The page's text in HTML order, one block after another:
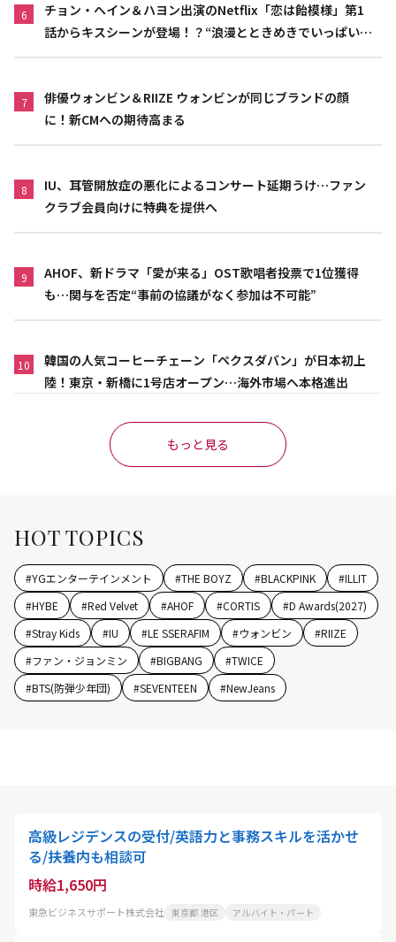
6
チョン・ヘイン＆ハヨン出演のNetflix「恋は飴模様」第1
話からキスシーンが登場！？“浪漫とときめきでいっぱいの
7
俳優ウォンビン＆RIIZE ウォンビンが同じブランドの顔
に！新CMへの期待高まる
8
IU、耳管開放症の悪化によるコンサート延期うけ…ファン
クラブ会員向けに特典を提供へ
9
AHOF、新ドラマ「愛が来る」OST歌唱者投票で1位獲得
も…関与を否定“事前の協議がなく参加は不可能”
10
韓国の人気コーヒーチェーン「ペクスダバン」が日本初上
陸！東京・新橋に1号店オープン…海外市場へ本格進出
もっと見る
HOT TOPICS
#YGエンターテインメント #THE BOYZ #BLACKPINK #ILLIT
#HYBE #Red Velvet #AHOF #CORTIS #D Awards(2027)
#Stray Kids #IU #LE SSERAFIM #ウォンビン #RIIZE
#ファン・ジョンミン #BIGBANG #TWICE
#BTS(防弾少年団) #SEVENTEEN #NewJeans
高級レジデンスの受付/英語力と事務スキルを活かせ
る/扶養内も相談可
時給1,650円
東急ビジネスサポート株式会社 東京都 港区 アルバイト・パート